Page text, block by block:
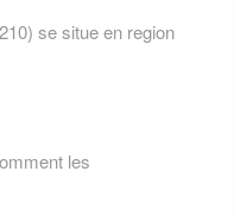
se situe en region
les